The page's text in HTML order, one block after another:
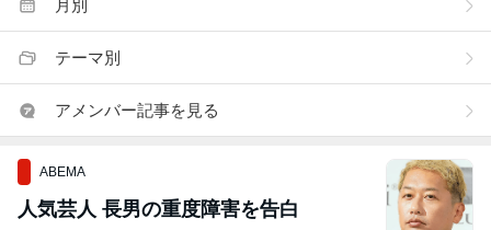
月別
テーマ別
アメンバー記事を見る
ABEMA
人気芸人 長男の重度障害を告白